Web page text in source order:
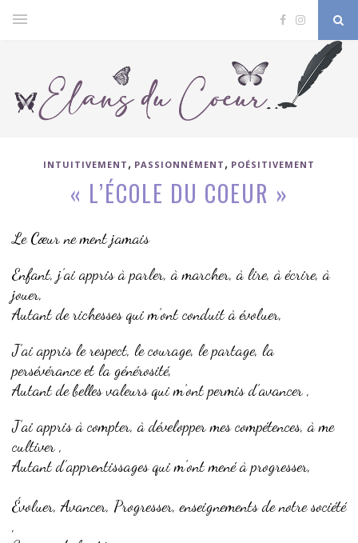
INTUITIVEMENT , PASSIONNÉMENT , POÉSITIVEMENT
« L’ÉCOLE DU COEUR »
Le Cœur ne ment jamais
Enfant, j’ai appris à parler, à marcher, à lire, à écrire, à
jouer,
Autant de richesses qui m’ont conduit à évoluer,
J’ai appris le respect, le courage, le partage, la
persévérance et la générosité,
Autant de belles valeurs qui m’ont permis d’avancer ,
J’ai appris à compter, à développer mes compétences, à me
cultiver ,
Autant d’apprentissages qui m’ont mené à progresser,
Évoluer, Avancer, Progresser, enseignements de notre société
,